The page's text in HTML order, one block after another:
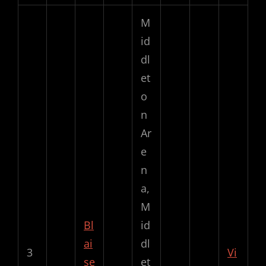
3
Bl
ai
se
M
id
dl
et
o
n
Ar
e
n
a,
M
id
dl
et
Vi